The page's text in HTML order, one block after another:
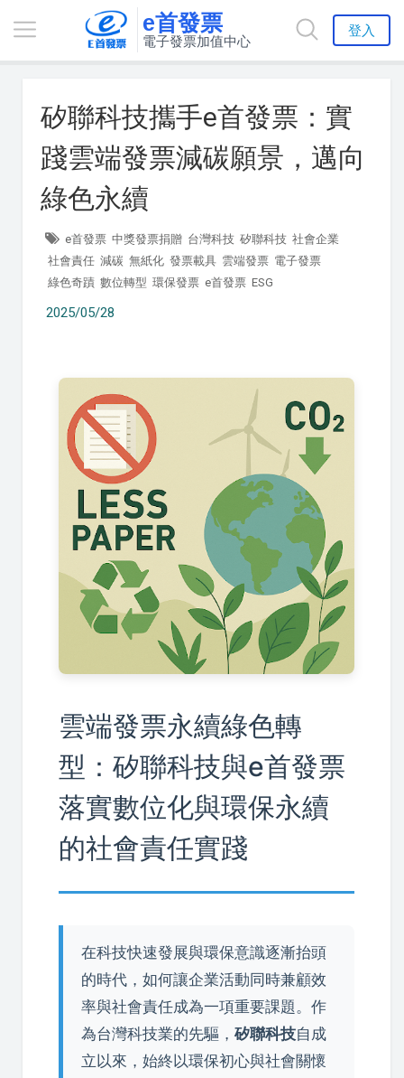
e首發票
電子發票加值中心
登入
矽聯科技攜手e首發票：實
踐雲端發票減碳願景，邁向
綠色永續
e首發票 中獎發票捐贈 台灣科技 矽聯科技 社會企業
社會責任 減碳 無紙化 發票載具 雲端發票 電子發票
綠色奇蹟 數位轉型 環保發票 e首發票 ESG
2025/05/28
雲端發票永續綠色轉
型：矽聯科技與e首發票
落實數位化與環保永續
的社會責任實踐
在科技快速發展與環保意識逐漸抬頭
的時代，如何讓企業活動同時兼顧效
率與社會責任成為一項重要課題。作
為台灣科技業的先驅， 矽聯科技自成
立以來，始終以環保初心與社會關懷